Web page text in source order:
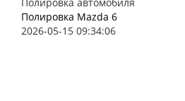
Полировка Mazda 6
2026-05-15 09:34:06